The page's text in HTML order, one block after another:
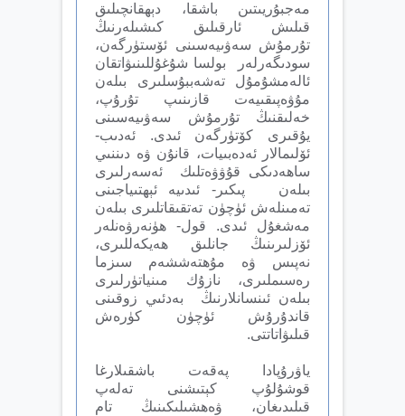
مەجبۇريىتىن باشقا، دېھقانچىلىق
قىلىش ئارقىلىق كىشىلەرنىڭ
تۇرمۇش سەۋىيەسىنى ئۆستۈرگەن،
سودىگەرلەر بولسا شۇغۇللىنىۋاتقان
ئالەمشۇمۇل تەشەببۇسلىرى بىلەن
مۇۋەپىقىيەت قازىنىپ تۇرۇپ،
خەلىقنىڭ تۇرمۇش سەۋىيەسىنى
يۇقىرى كۆتۈرگەن ئىدى. ئەدىب-
ئۆلىمالار ئەدەبىيات، قانۇن ۋە دىننىي
ساھەدىكى قۇۋۋەتلىك ئەسەرلىرى
بىلەن پىكىر- ئىدىيە ئېھتىياجىنى
تەمىنلەش ئۈچۈن تەتقىقاتلىرى بىلەن
مەشغۇل ئىدى. قول- ھۈنەرۋەنلەر
ئۆزلىرىنىڭ جانلىق ھەيكەللىرى،
نەپىس ۋە مۇھتەششەم سىزما
رەسىملىرى، نازۇك مىنياتۈرلىرى
بىلەن ئىنسانلارنىڭ بەدئىي زوقىنى
قاندۇرۇش ئ‍ۈچۈن كۈرەش
قىلىۋاتاتتى.
ياۋرۇپادا پەقەت باشقىلارغا
قوشۇلۇپ كېتىشنى تەلەپ
قىلىدىغان، ۋەھشىلىكىنىڭ تام